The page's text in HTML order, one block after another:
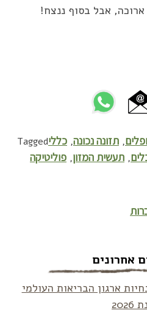
אבל בסוף ננצח!
, תזונה נכונה, כלליTagged
, תעשית המזון, פוליטיקה
אחרונים
ארגון הבריאות העולמי